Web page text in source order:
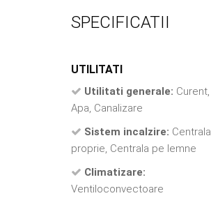
SPECIFICATII
UTILITATI
Utilitati generale: Curent,
Apa, Canalizare
Sistem incalzire: Centrala
proprie, Centrala pe lemne
Climatizare:
Ventiloconvectoare